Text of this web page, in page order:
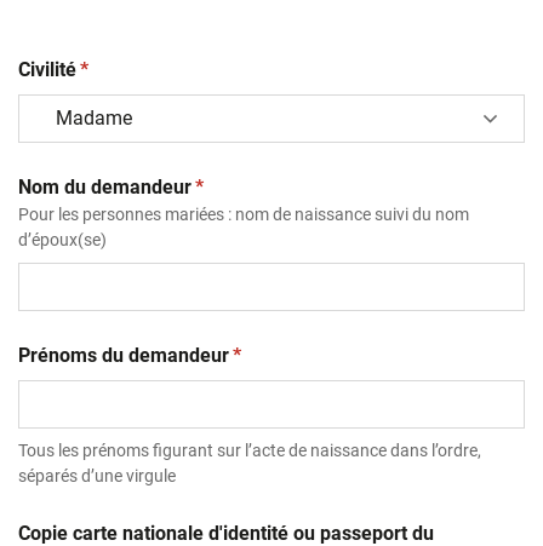
Civilité(obligatoire)
*
Nom du demandeur(obligatoire)
*
Pour les personnes mariées : nom de naissance suivi du nom
d’époux(se)
Prénoms du demandeur(obligatoire)
*
Tous les prénoms figurant sur l’acte de naissance dans l’ordre,
séparés d’une virgule
Copie carte nationale d'identité ou passeport du